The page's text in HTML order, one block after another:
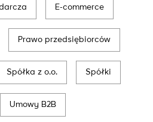
E-commerce
Prawo przedsiębiorców
Spółka z o.o. Spółki
Umowy B2B